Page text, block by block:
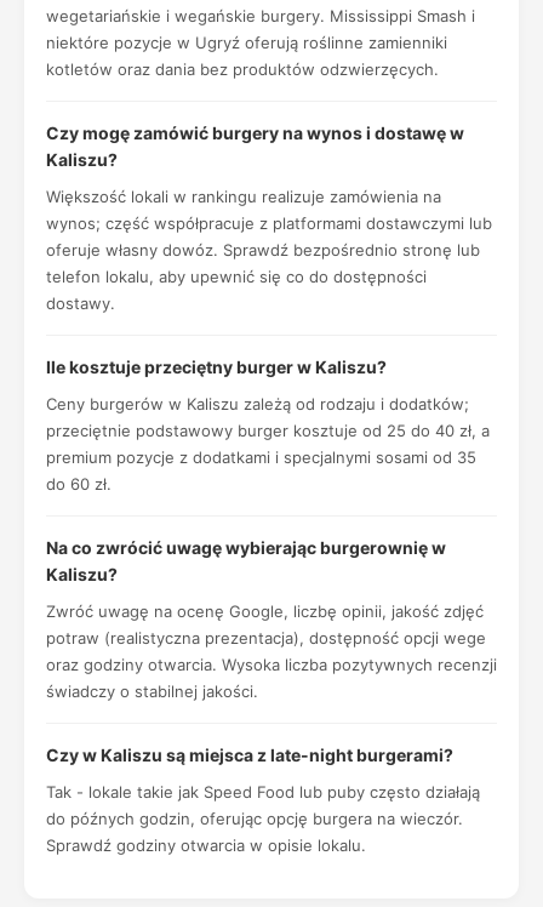
wegetariańskie i wegańskie burgery. Mississippi Smash i
niektóre pozycje w Ugryź oferują roślinne zamienniki
kotletów oraz dania bez produktów odzwierzęcych.
Czy mogę zamówić burgery na wynos i dostawę w
Kaliszu?
Większość lokali w rankingu realizuje zamówienia na
wynos; część współpracuje z platformami dostawczymi lub
oferuje własny dowóz. Sprawdź bezpośrednio stronę lub
telefon lokalu, aby upewnić się co do dostępności
dostawy.
Ile kosztuje przeciętny burger w Kaliszu?
Ceny burgerów w Kaliszu zależą od rodzaju i dodatków;
przeciętnie podstawowy burger kosztuje od 25 do 40 zł, a
premium pozycje z dodatkami i specjalnymi sosami od 35
do 60 zł.
Na co zwrócić uwagę wybierając burgerownię w
Kaliszu?
Zwróć uwagę na ocenę Google, liczbę opinii, jakość zdjęć
potraw (realistyczna prezentacja), dostępność opcji wege
oraz godziny otwarcia. Wysoka liczba pozytywnych recenzji
świadczy o stabilnej jakości.
Czy w Kaliszu są miejsca z late-night burgerami?
Tak - lokale takie jak Speed Food lub puby często działają
do późnych godzin, oferując opcję burgera na wieczór.
Sprawdź godziny otwarcia w opisie lokalu.